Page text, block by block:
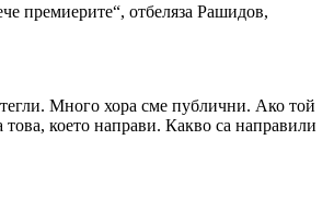
премиерите“, отбеляза Рашидов,
Много хора сме публични. Ако той
което направи. Какво са направили